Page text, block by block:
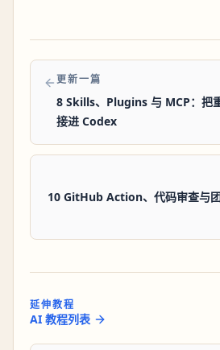
更新一篇
8 Skills、Plugins 与 MCP：把
接进 Codex
10 GitHub Action、代码审查与
延伸教程
AI 教程列表